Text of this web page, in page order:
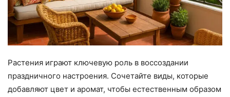
Растения играют ключевую роль в воссоздании
праздничного настроения. Сочетайте виды, которые
добавляют цвет и аромат, чтобы естественным образом